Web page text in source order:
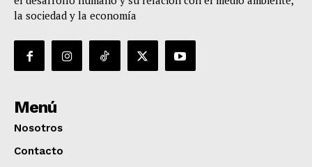
la sociedad y la economía
Menú
Nosotros
Contacto